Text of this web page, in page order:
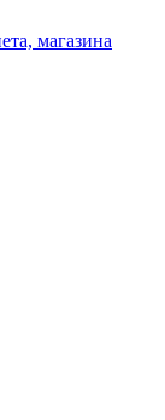
магазина